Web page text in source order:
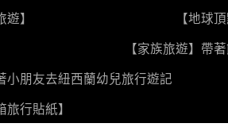
】
【地球
【家族旅遊】帶
小朋友去紐西蘭幼兒旅行遊記
旅行貼紙】